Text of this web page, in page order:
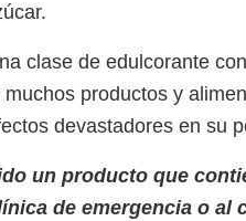
clase de edulcorante
productos y
devastadores en su
un producto que
de emergencia o al